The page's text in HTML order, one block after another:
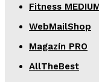
Fitness
WebMailShop
Magazín PRO
AllTheBest